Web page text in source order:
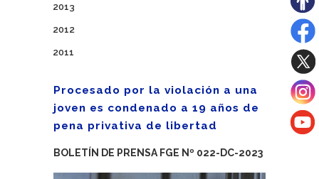
2013
2012
2011
Procesado por la violación a una
joven es condenado a 19 años de
pena privativa de libertad
BOLETÍN DE PRENSA FGE Nº 022-DC-2023